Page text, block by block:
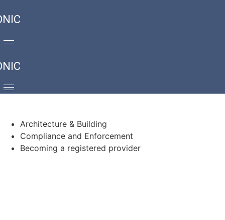
Architecture & Building
Compliance and Enforcement
Becoming a registered provider